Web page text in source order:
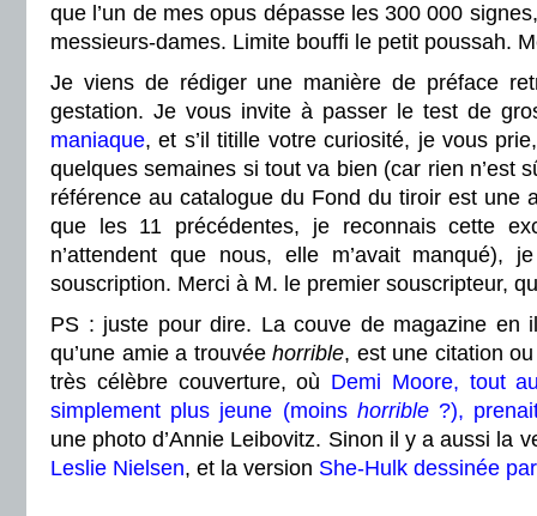
que l’un de mes opus dépasse les 300 000
messieurs-dames. Limite bouffi le petit poussah.
Je viens de rédiger une manière de préface
gestation. Je vous invite à passer le test de
maniaque, et s’il titille votre curiosité, je vous
quelques semaines si tout va bien (car rien n’est
référence au catalogue du Fond du tiroir est une
que les 11 précédentes, je reconnais cette
n’attendent que nous, elle m’avait manqué),
souscription. Merci à M. le premier souscripteur,
PS : juste pour dire. La couve de magazine en
qu’une amie a trouvée horrible, est une citation
très célèbre couverture, où Demi Moore, tout
simplement plus jeune (moins horrible?),
une photo d’Annie Leibovitz. Sinon il y a aussi la
Leslie Nielsen, et la version She-Hulk dessinée